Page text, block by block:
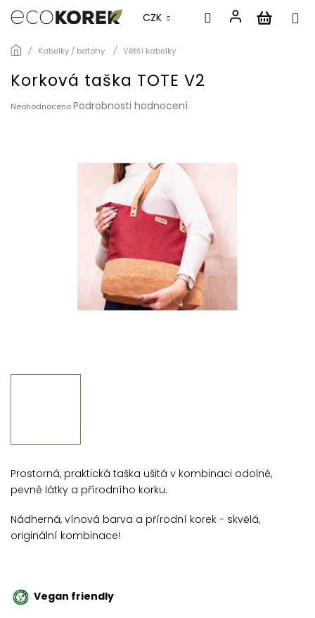
Přejít
obsah
CZK
Kabelky / batohy Větší kabelky
Korková taška TOTE V2
Průměrné
NeohodnocenoPodrobnosti hodnocení
Prostorná, praktická taška ušitá v kombinaci odolné,
pevné látky a přírodního korku.
Nádherná, vínová barva a přírodní korek - skvělá,
originální kombinace!
Vegan friendly